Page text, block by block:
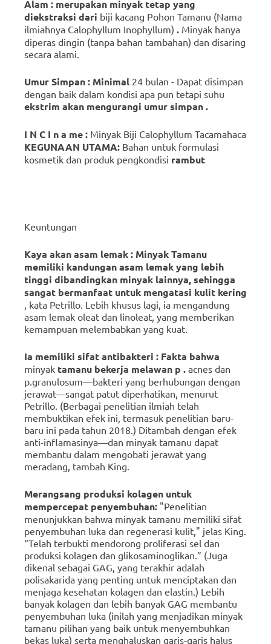
Alam : merupakan minyak tetap yang
diekstraksi dari biji kacang Pohon Tamanu (Nama
ilmiahnya Calophyllum Inophyllum) . Minyak hanya
diperas dingin (tanpa bahan tambahan) dan disaring
secara alami.
UmurSimpan: Minimal 24 bulan - Dapat disimpan
dengan baik dalam kondisi apa pun tetapi suhu
ekstrim akan mengurangi umursimpan.
I N C I na me: Minyak Biji Calophyllum Tacamahaca
KEGUNAAN UTAMA: Bahan untuk formulasi
kosmetik dan produk pengkondisi rambut
Keuntungan
Kaya akanasam lemak: MinyakTamanu
memiliki kandungan asam lemak yang lebih
tinggi dibandingkan minyak lainnya, sehingga
sangat bermanfaat untuk mengatasi kulit kering
, kata Petrillo. Lebih khusus lagi, ia mengandung
asam lemak oleat dan linoleat, yang memberikan
kemampuan melembabkan yang kuat.
Ia memiliki sifatantibakteri : Fakta bahwa
minyak tamanu bekerja melawan p . acnes dan
p.granulosum—bakteri yang berhubungan dengan
jerawat—sangat patut diperhatikan, menurut
Petrillo. (Berbagai penelitian ilmiah telah
membuktikan efek ini, termasuk penelitian baru-
baru ini pada tahun 2018.) Ditambah dengan efek
anti-inflamasinya—dan minyak tamanu dapat
membantu dalam mengobati jerawat yang
meradang, tambah King.
Merangsang produksi kolagen untuk
mempercepat penyembuhan: "Penelitian
menunjukkan bahwa minyak tamanu memiliki sifat
penyembuhan luka dan regenerasi kulit," jelas King.
“Telah terbukti mendorong proliferasi sel dan
produksi kolagen dan glikosaminoglikan.” (Juga
dikenal sebagai GAG, yang terakhir adalah
polisakarida yang penting untuk menciptakan dan
menjaga kesehatan kolagen dan elastin.) Lebih
banyak kolagen dan lebih banyak GAG membantu
penyembuhan luka (inilah yang menjadikan minyak
tamanu pilihan yang baik untuk menyembuhkan
bekas luka) serta menghaluskan garis-garis halus